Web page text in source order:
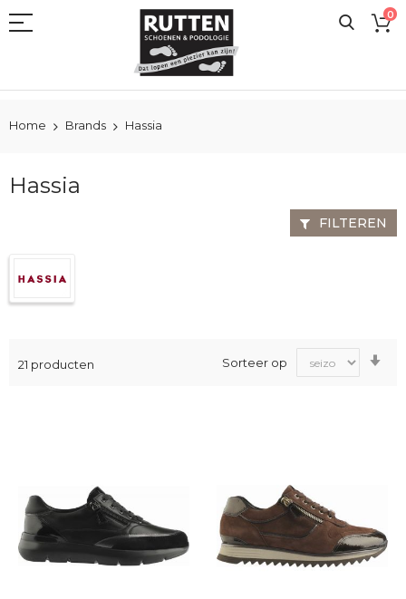
naar
0
Home Brands Hassia
Hassia
21 producten Sorteer op
FILTEREN